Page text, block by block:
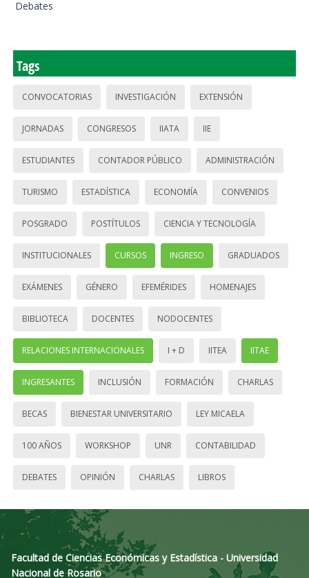
Debates
Tags
CONVOCATORIAS INVESTIGACIÓN EXTENSIÓN
JORNADAS CONGRESOS IIATA IIE
ESTUDIANTES CONTADOR PÚBLICO ADMINISTRACIÓN
TURISMO ESTADÍSTICA ECONOMÍA CONVENIOS
POSGRADO POSTÍTULOS CIENCIA Y TECNOLOGÍA
INSTITUCIONALES CURSOS INGRESO GRADUADOS
EXÁMENES GÉNERO EFEMÉRIDES HOMENAJES
BIBLIOTECA DOCENTES NODOCENTES
RELACIONES INTERNACIONALES I + D IITEA IITAE
INGRESANTES INCLUSIÓN FORMACIÓN CHARLAS
BECAS BIENESTAR UNIVERSITARIO LEY MICAELA
100 AÑOS WORKSHOP UNR CONTABILIDAD
DEBATES OPINIÓN CHARLAS LIBROS
Facultad de Ciencias Económicas y Estadística - Universidad
Nacional de Rosario